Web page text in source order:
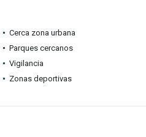
Cerca zona urbana
Parques cercanos
Vigilancia
Zonas deportivas